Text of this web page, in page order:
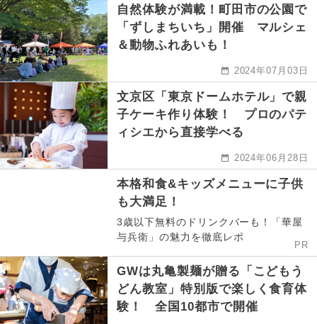
自然体験が満載！町田市の公園で
「ずしまちいち」開催 マルシェ
＆動物ふれあいも！
2024年07月03日
文京区「東京ドームホテル」で親
子ケーキ作り体験！ プロのパテ
ィシエから直接学べる
2024年06月28日
本格和食&キッズメニューに子供
も大満足！
3歳以下無料のドリンクバーも！「華屋
与兵衛」の魅力を徹底レポ
PR
GWは丸亀製麺が贈る「こどもう
どん教室」特別版で楽しく食育体
験！ 全国10都市で開催